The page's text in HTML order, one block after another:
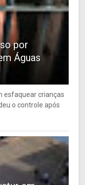
por
Águas
esfaquear crianças
o controle após